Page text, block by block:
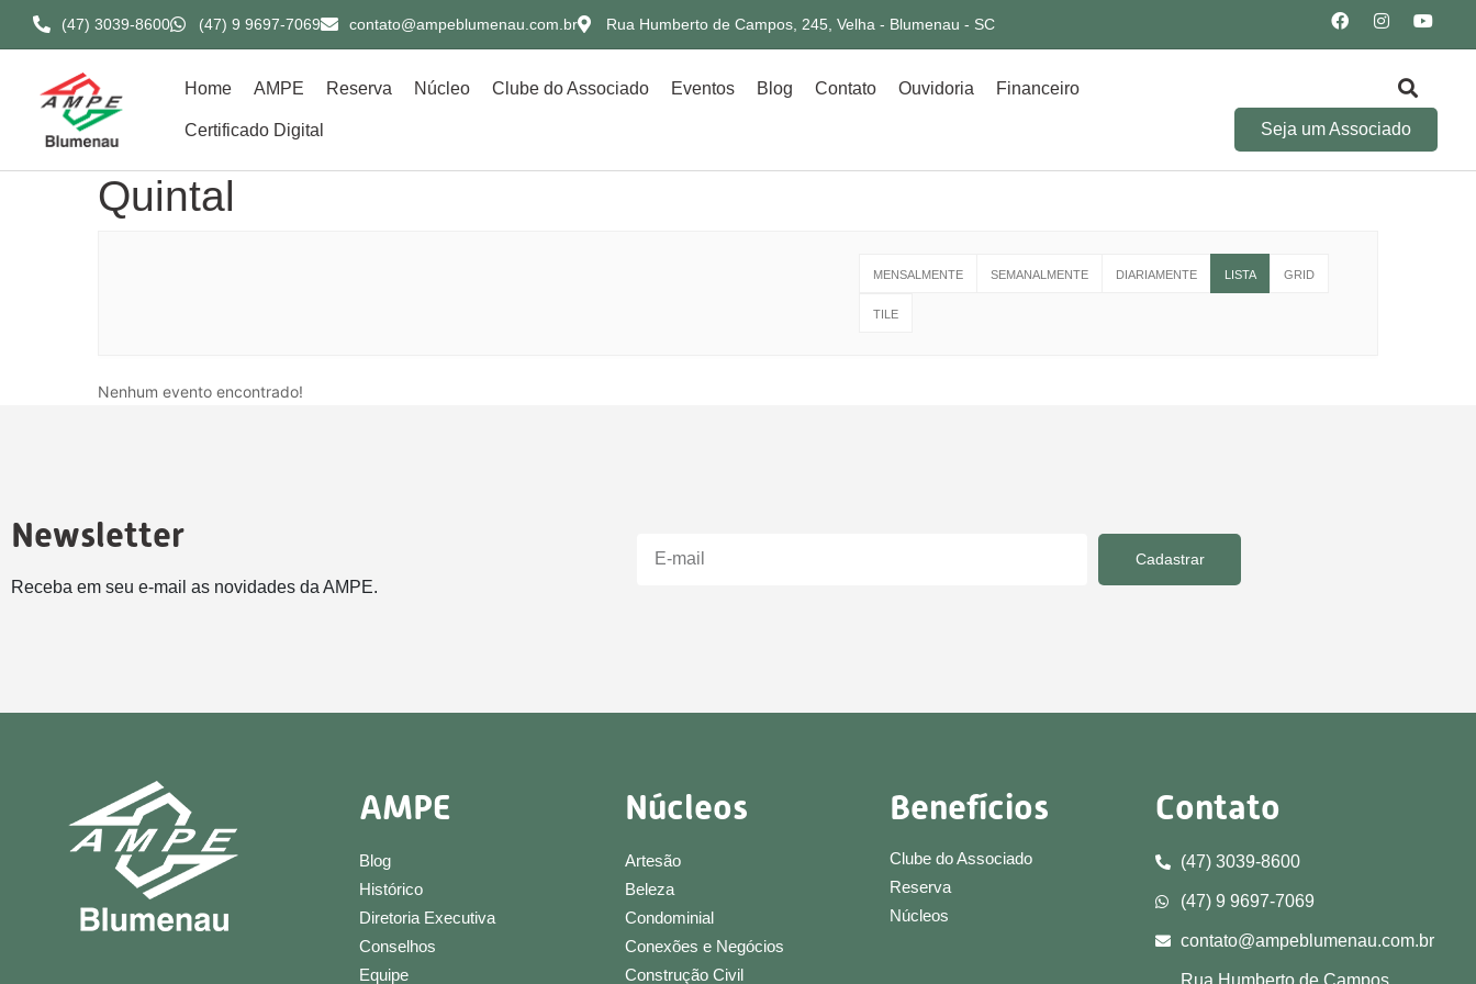
(47) 3039-8600​ (47) 9 9697-7069 contato@ampeblumenau.com.br Rua Humberto de Campos, 245, Velha - Blumenau - SC
Home AMPE Reserva Núcleo Clube do Associado Eventos Blog Contato Ouvidoria Financeiro
Certificado Digital Seja um Associado
Quintal
MENSALMENTE SEMANALMENTE DIARIAMENTE LISTA GRID
TILE
Nenhum evento encontrado!
Newsletter
Receba em seu e-mail as novidades da AMPE.
Cadastrar
AMPE
Blog
Histórico
Diretoria Executiva
Conselhos
Equipe
Núcleos
Artesão
Beleza
Condominial
Conexões e Negócios
Construção Civil
Benefícios
Clube do Associado
Reserva
Núcleos
Contato
(47) 3039-8600
(47) 9 9697-7069
contato@ampeblumenau.com.br
Rua Humberto de Campos,